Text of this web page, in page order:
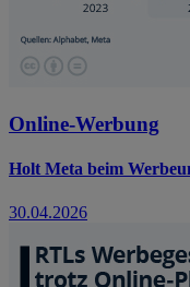
Online-Werbung
Holt Meta beim
30.04.2026